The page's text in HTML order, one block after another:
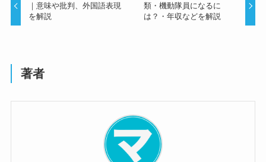
｜意味や批判、外国語表現
を解説
類・機動隊員になるに
は？・年収などを解説
著者